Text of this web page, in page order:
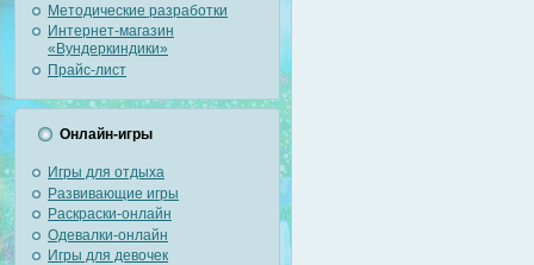
Методические разработки
Интернет-магазин
«Вундеркиндики»
Прайс-лист
Онлайн-игры
Игры для отдыха
Развивающие игры
Раскраски-онлайн
Одевалки-онлайн
Игры для девочек